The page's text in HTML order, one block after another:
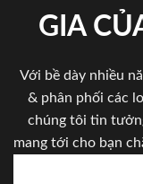
GIA
Với bề dày nhiều
& phân phối các
chúng tôi tin
mang tới cho bạn